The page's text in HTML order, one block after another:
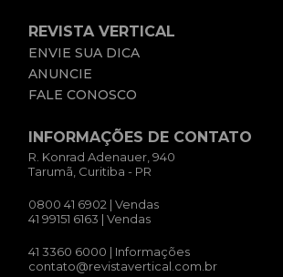
REVISTA VERTICAL
ENVIE SUA DICA
ANUNCIE
FALE CONOSCO
INFORMAÇÕES DE CONTATO
R. Konrad Adenauer, 940
Tarumã, Curitiba - PR
0800 41 6902 | Vendas
41 99151 6163 | Vendas
41 3360 6000 | Informações
contato@revistavertical.com.br